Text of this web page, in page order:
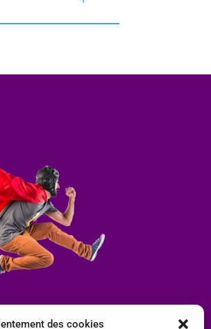
des cookies